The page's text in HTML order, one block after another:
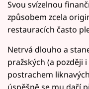
Svou svízelnou
způsobem zcela
restauracích často
Netrvá dlouho a
pražských (a později
postrachem
úspěšně se mu daří